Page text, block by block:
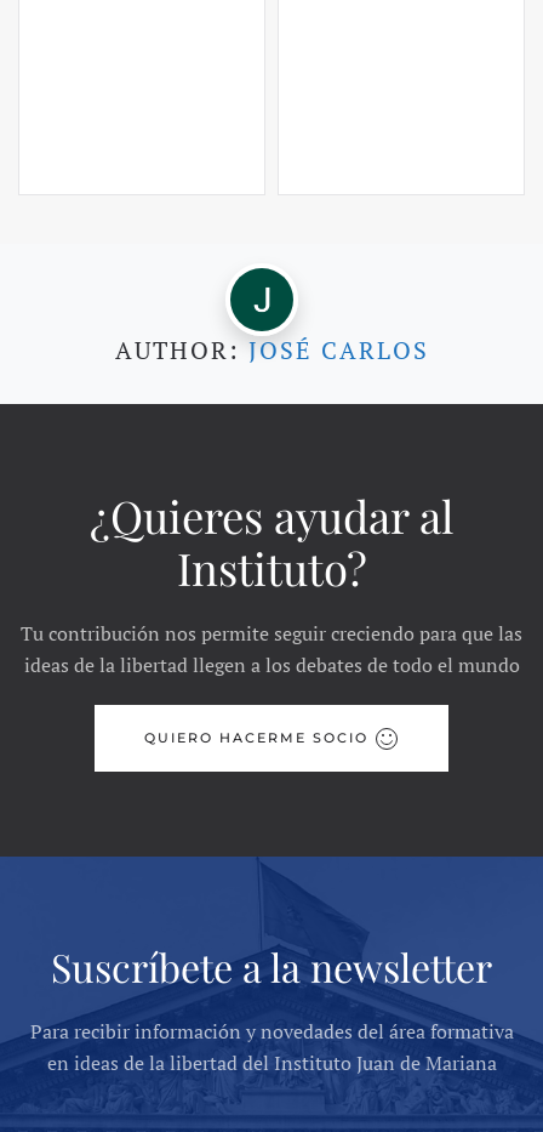
AUTHOR: JOSÉ CARLOS
¿Quieres ayudar al
Instituto?
Tu contribución nos permite seguir creciendo para que las
ideas de la libertad llegen a los debates de todo el mundo
QUIERO HACERME SOCIO
Suscríbete a la newsletter
Para recibir información y novedades del área formativa
en ideas de la libertad del Instituto Juan de Mariana